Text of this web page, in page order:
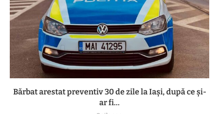
Bărbat arestat preventiv 30 de zile la Iași, după ce și-
ar fi...